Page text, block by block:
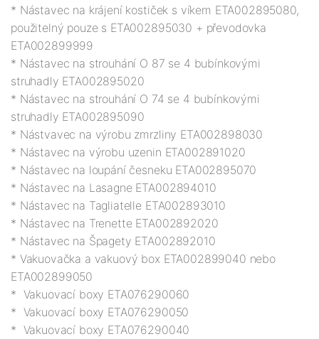
* Nástavec na krájení kostiček s víkem ETA002895080,
použitelný pouze s ETA002895030 + převodovka
ETA002899999
* Nástavec na strouhání O 87 se 4 bubínkovými
struhadly ETA002895020
* Nástavec na strouhání O 74 se 4 bubínkovými
struhadly ETA002895090
* Nástvavec na výrobu zmrzliny ETA002898030
* Nástavec na výrobu uzenin ETA002891020
* Nástavec na loupání česneku ETA002895070
* Nástavec na Lasagne ETA002894010
* Nástavec na Tagliatelle ETA002893010
* Nástavec na Trenette ETA002892020
* Nástavec na Špagety ETA002892010
* Vakuovačka a vakuový box ETA002899040 nebo
ETA002899050
*  Vakuovací boxy ETA076290060
*  Vakuovací boxy ETA076290050
*  Vakuovací boxy ETA076290040